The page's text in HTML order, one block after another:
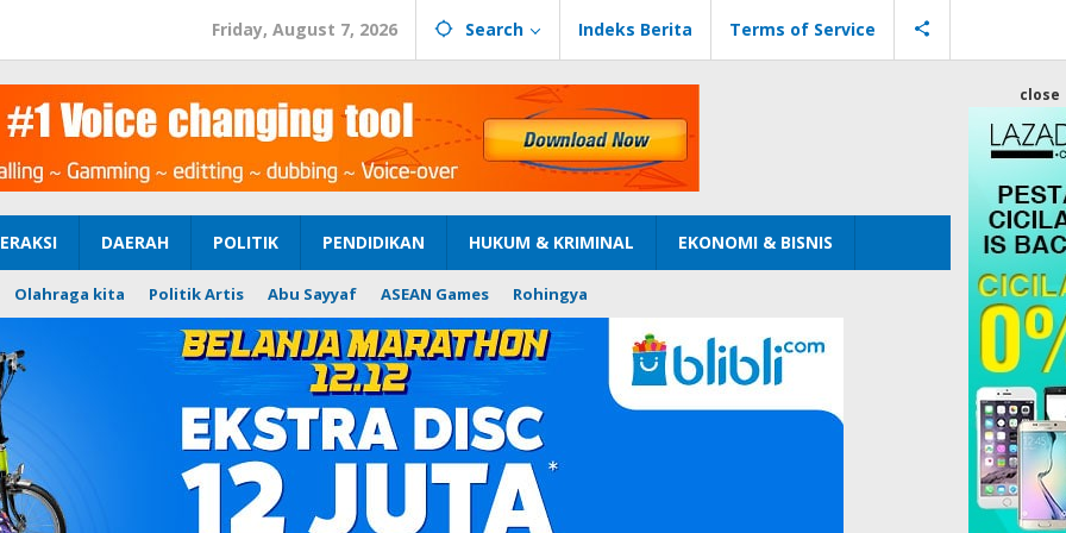
Friday, August 7, 2026 Search Indeks Berita Terms of Service
DAERAH POLITIK PENDIDIKAN HUKUM & KRIMINAL EKONOMI & BISNIS
Olahraga kita Politik Artis Abu Sayyaf ASEAN Games Rohingya
close